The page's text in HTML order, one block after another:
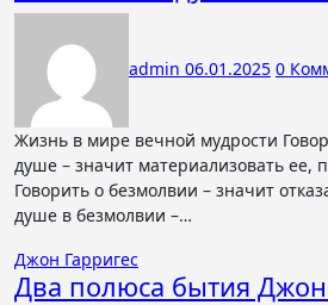
admin 06.01.2025 0
Жизнь в мире вечной мудрости Говорить о бесформенной
душе – значит материализовать ее,
Говорить о безмолвии – значит
душе в безмолвии –…
Джон Гарригес
Два полюса бытия Джон